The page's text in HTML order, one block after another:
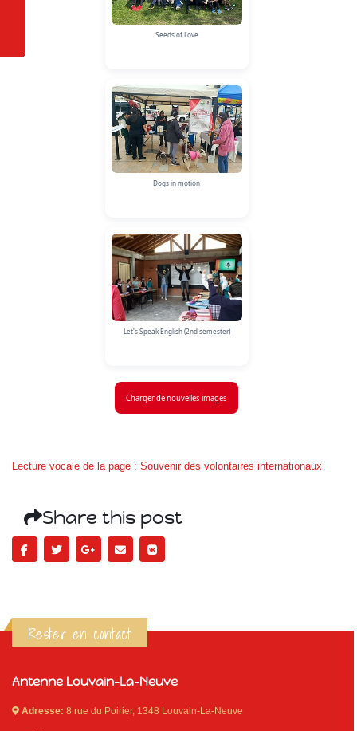
Seeds of Love
Dogs in motion
Let's Speak English (2nd semester)
Charger de nouvelles images
Lecture vocale de la page : Souvenir des volontaires internationaux
Share this post
Rester en contact
Antenne Louvain-La-Neuve
Adresse: 8 rue du Poirier, 1348 Louvain-La-Neuve